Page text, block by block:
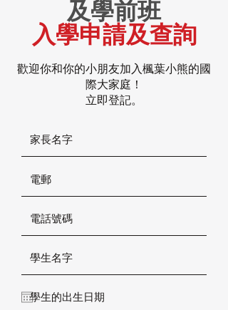
及學前班
入學申請及查詢
歡迎你和你的小朋友加入楓葉小熊的國
際大家庭！
立即登記。